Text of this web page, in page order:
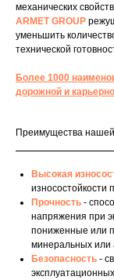
механических
ARMET GROUP
уменьшить
технической
Более 1000
дорожной и
Преимущества
Высокая
износостойкости
Прочность -
напряжения при
пониженные или
минеральных или
Безопасность -